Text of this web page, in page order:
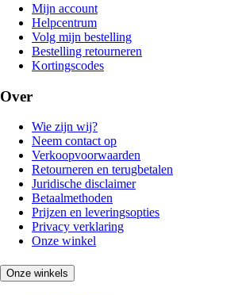
Mijn account
Helpcentrum
Volg mijn bestelling
Bestelling retourneren
Kortingscodes
Over
Wie zijn wij?
Neem contact op
Verkoopvoorwaarden
Retourneren en terugbetalen
Juridische disclaimer
Betaalmethoden
Prijzen en leveringsopties
Privacy verklaring
Onze winkel
Onze winkels